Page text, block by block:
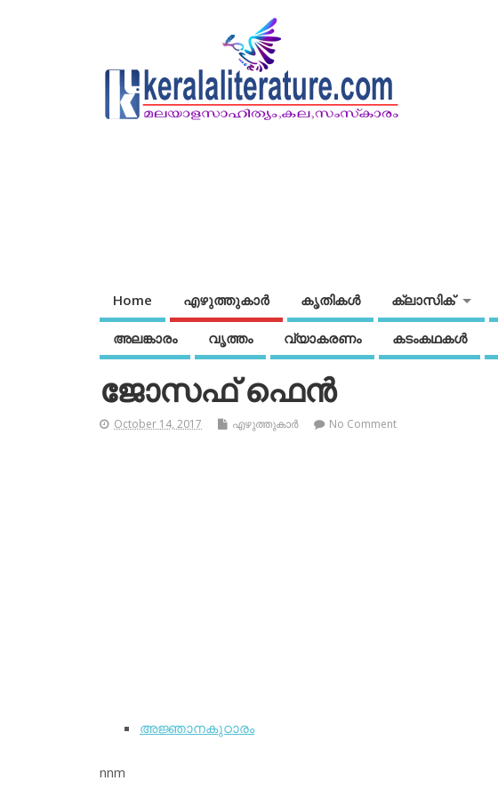
Home എഴുത്തുകാര്‍ കൃതികൾ ക്ലാസിക്
അലങ്കാരം വൃത്തം വ്യാകരണം കടംകഥകള്‍
ജോസഫ് ഫെന്‍
October 14, 2017 എഴുത്തുകാര്‍ No Comment
അജ്ഞാനകുഠാരം
nnm